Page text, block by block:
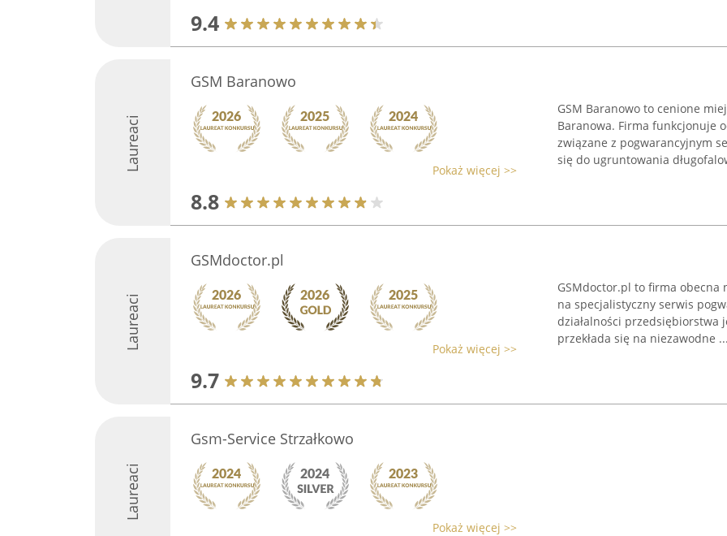
9.4
Laureaci
GSM Baranowo
Pokaż więcej >>
8.8
GSM Baranowo to cenione
Baranowa. Firma funkcjonuje
związane z pogwarancyjnym
się do ugruntowania
Laureaci
GSMdoctor.pl
Pokaż więcej >>
9.7
GSMdoctor.pl to firma obecna
na specjalistyczny serwis
działalności przedsiębiorstwa
przekłada się na niezawodne
Laureaci
Gsm-Service Strzałkowo
Pokaż więcej >>